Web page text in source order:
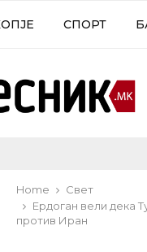
СПОРТ
Home
Свет
Ердоган вели дека
против Иран